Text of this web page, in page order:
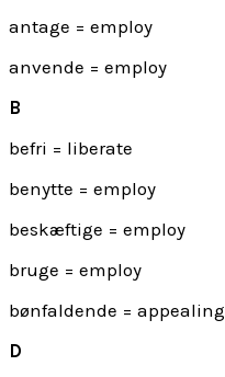
antage = employ
anvende = employ
B
befri = liberate
benytte = employ
beskæftige = employ
bruge = employ
bønfaldende = appealing
D